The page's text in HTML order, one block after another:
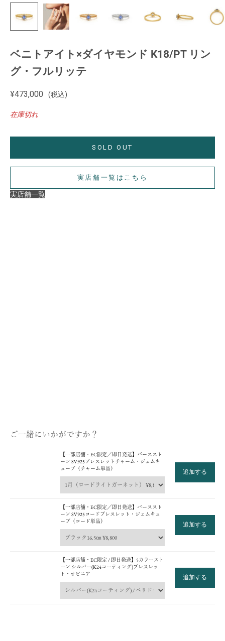
ベニトアイト×ダイヤモンド K18/PT リン
グ・フルリッテ
セール価格
¥473,000 (税込)
在庫切れ
SOLD OUT
実店舗一覧はこちら
実店舗一覧
ご一緒にいかがですか？
【一部店舗・EC限定／即日発送】バーススト
ーン SV925ブレスレットチャーム・ジェムキ
ューブ（チャーム単品）
追加する
【一部店舗・EC限定／即日発送】バーススト
ーン SV925コードブレスレット・ジェムキュ
ーブ（コード単品）
追加する
【一部店舗・EC限定 / 即日発送】5カラースト
ーン シルバー(K24コーティング)ブレスレッ
ト・オピニア
追加する